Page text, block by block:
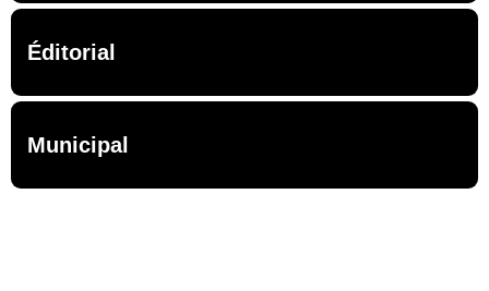
Éditorial
Municipal